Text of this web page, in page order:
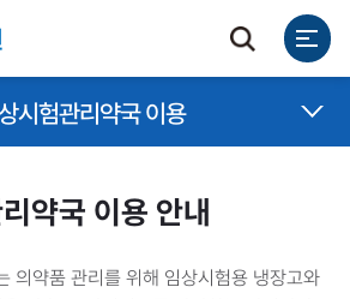
시험관리약국 이용
약국 이용 안내
의약품 관리를 위해 임상시험용 냉장고와